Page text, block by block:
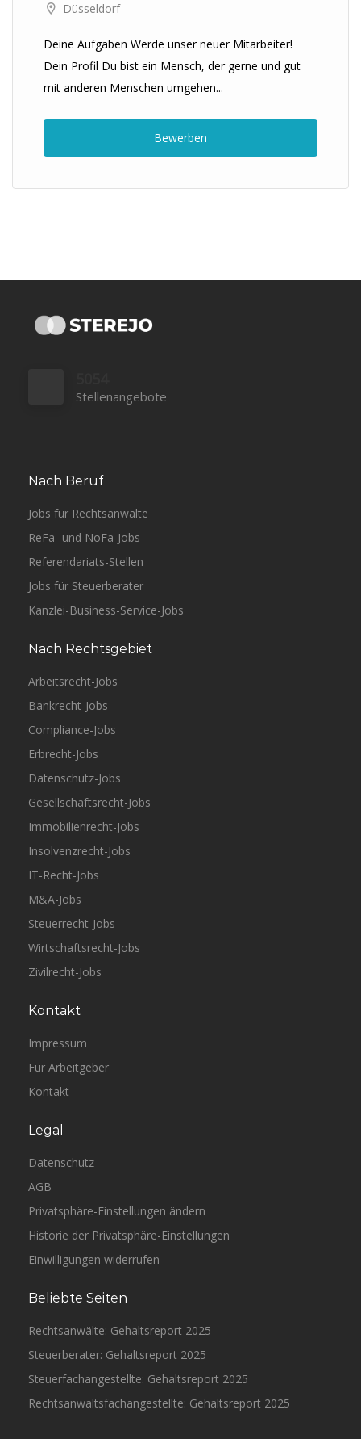
Düsseldorf
Deine Aufgaben Werde unser neuer Mitarbeiter!
Dein Profil Du bist ein Mensch, der gerne und gut
mit anderen Menschen umgehen...
Bewerben
Stellenangebote
Nach Beruf
Jobs für Rechtsanwälte
ReFa- und NoFa-Jobs
Referendariats-Stellen
Jobs für Steuerberater
Kanzlei-Business-Service-Jobs
Nach Rechtsgebiet
Arbeitsrecht-Jobs
Bankrecht-Jobs
Compliance-Jobs
Erbrecht-Jobs
Datenschutz-Jobs
Gesellschaftsrecht-Jobs
Immobilienrecht-Jobs
Insolvenzrecht-Jobs
IT-Recht-Jobs
M&A-Jobs
Steuerrecht-Jobs
Wirtschaftsrecht-Jobs
Zivilrecht-Jobs
Kontakt
Impressum
Für Arbeitgeber
Kontakt
Legal
Datenschutz
AGB
Privatsphäre-Einstellungen ändern
Historie der Privatsphäre-Einstellungen
Einwilligungen widerrufen
Beliebte Seiten
Rechtsanwälte: Gehaltsreport 2025
Steuerberater: Gehaltsreport 2025
Steuerfachangestellte: Gehaltsreport 2025
Rechtsanwaltsfachangestellte: Gehaltsreport 2025